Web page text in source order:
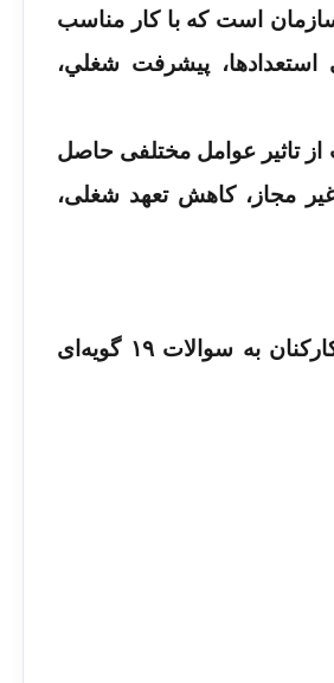
است كه با كار مناسب
استعدادها، پيشرفت شغلي،
تاثیر عوامل مختلفی حاصل
مجاز، کاهش تعهد شغلی،
در این پژوهش منظور از رضایت شغلی نمره‌­اي است كه کارکنان به سوالات ۱۹ گویه‌ای